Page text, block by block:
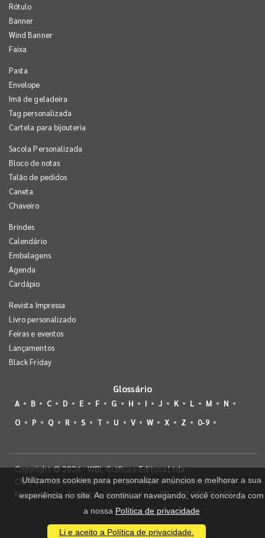
Rótulo
Banner
Wind Banner
Faixa
Pasta
Envelope
Imã de geladeira
Tag personalizada
Cartela para bijouteria
Sacola Personalizada
Bloco de notas
Talão de pedidos
Caneta
Chaveiro
Brindes
Calendário
Embalagens
Agenda
Cardápio
Revista Impressa
Livro personalizado
Feiras e eventos
Lançamentos
Black Friday
Glossário
A B C D E F G H I J K L M
N
O
P Q R S T U V W X Z 0-9
Copyright © 2026 - WBL Gráfica e Editora Ltda.
CNPJ 08.142.850/0001-36 - Rua Prefeito Takume Koike, 499 -
Núcleo Itaim - Ferraz de Vasconcelos - SP - CEP 08538-100
Utilizamos cookies para personalizar anúncios e melhorar a sua
experiência no site. Ao continuar navegando, você concorda com
a nossa Política de privacidade
Li e aceito a Política de privacidade.